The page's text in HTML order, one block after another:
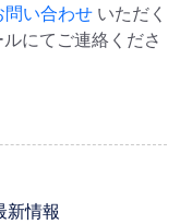
問い合わせ いただく
ルにてご連絡くださ
新情報